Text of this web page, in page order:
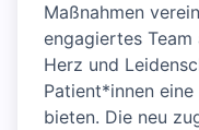
Maßnahmen
engagiertes
Herz und
Patient*innen
bieten. Die neu